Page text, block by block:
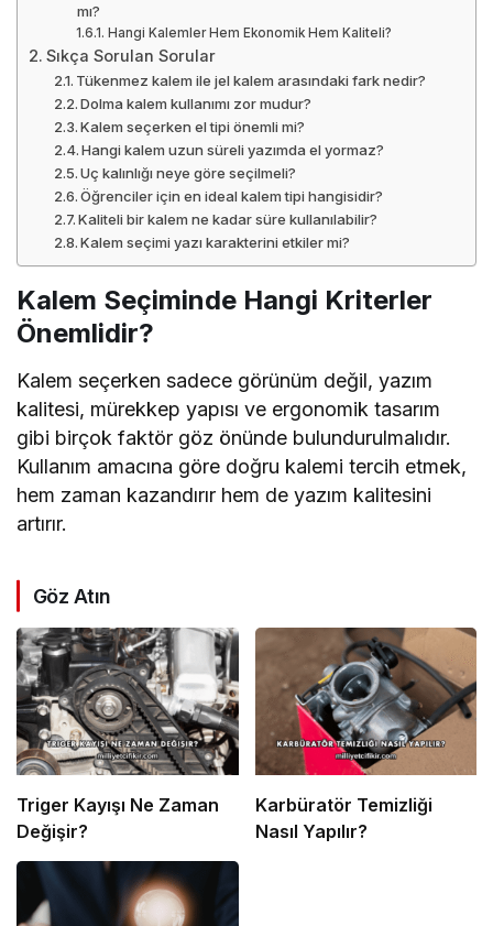
mı?
Hangi Kalemler Hem Ekonomik Hem Kaliteli?
Sıkça Sorulan Sorular
Tükenmez kalem ile jel kalem arasındaki fark nedir?
Dolma kalem kullanımı zor mudur?
Kalem seçerken el tipi önemli mi?
Hangi kalem uzun süreli yazımda el yormaz?
Uç kalınlığı neye göre seçilmeli?
Öğrenciler için en ideal kalem tipi hangisidir?
Kaliteli bir kalem ne kadar süre kullanılabilir?
Kalem seçimi yazı karakterini etkiler mi?
Kalem Seçiminde Hangi Kriterler
Önemlidir?
Kalem seçerken sadece görünüm değil, yazım
kalitesi, mürekkep yapısı ve ergonomik tasarım
gibi birçok faktör göz önünde bulundurulmalıdır.
Kullanım amacına göre doğru kalemi tercih etmek,
hem zaman kazandırır hem de yazım kalitesini
artırır.
Göz Atın
Triger Kayışı Ne Zaman
Değişir?
Karbüratör Temizliği
Nasıl Yapılır?